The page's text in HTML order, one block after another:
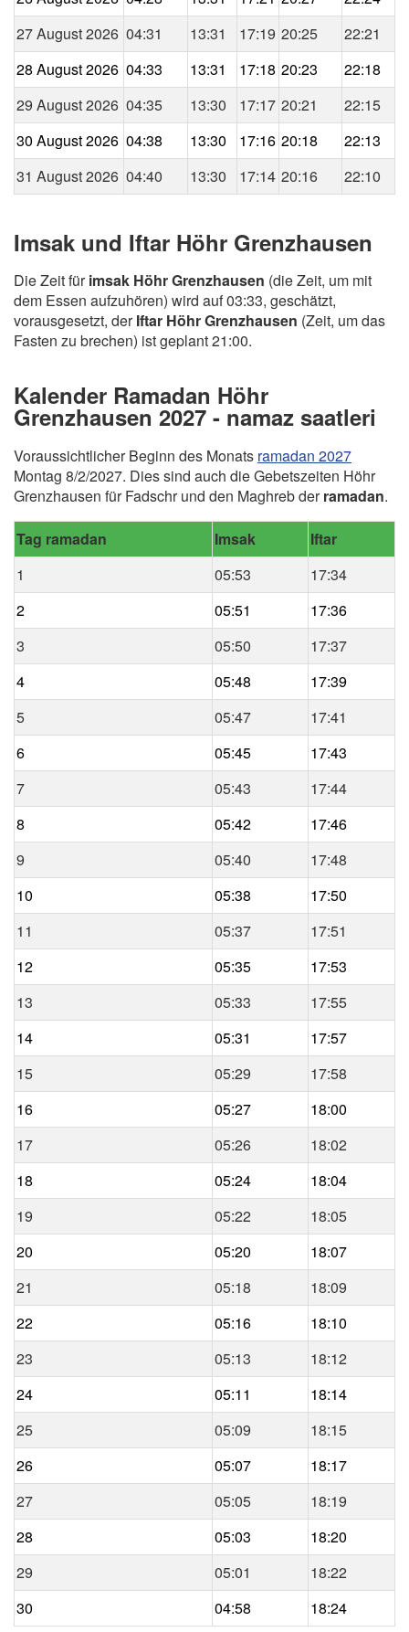
27 August 2026 04:31 13:31 17:19 20:25
22:21
28 August 2026 04:33 13:31 17:18 20:23
22:18
29 August 2026 04:35 13:30 17:17 20:21
22:15
30 August 2026 04:38 13:30 17:16 20:18
22:13
31 August 2026 04:40 13:30 17:14 20:16 22:10
Imsak und Iftar Höhr Grenzhausen
Die Zeit fürimsak Höhr Grenzhausen (die Zeit, um mit
dem Essen aufzuhören) wird auf 03:33, geschätzt,
vorausgesetzt, derIftar Höhr Grenzhausen (Zeit, um das
Fasten zu brechen) ist geplant 21:00.
Kalender Ramadan Höhr
Grenzhausen 2027 - namaz saatleri
Voraussichtlicher Beginn des Monats ramadan 2027
Montag 8/2/2027. Dies sind auch die Gebetszeiten Höhr
Grenzhausen für Fadschr und den Maghreb derramadan.
Tag ramadan Imsak
Iftar
1
05:53
17:34
2
05:51
17:36
3
05:50
17:37
4
05:48
17:39
5
05:47
17:41
6
05:45
17:43
7
05:43
17:44
8
05:42
17:46
9
05:40
17:48
10
05:38
17:50
11
05:37
17:51
12
05:35
17:53
13
05:33
17:55
14
05:31
17:57
15
05:29
17:58
16
05:27
18:00
17
05:26
18:02
18
05:24
18:04
19
05:22
18:05
20
05:20
18:07
21
05:18
18:09
22
05:16
18:10
23
05:13
18:12
24
05:11
18:14
25
05:09
18:15
26
05:07
18:17
27
05:05
18:19
28
05:03
18:20
29
05:01
18:22
30
04:58 18:24